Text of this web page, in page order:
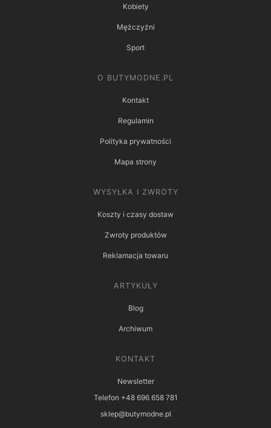
Kobiety
Mężczyźni
Sport
O BUTYMODNE.PL
Kontakt
Regulamin
Polityka prywatności
Mapa strony
WYSYŁKA I ZWROTY
Koszty i czasy dostaw
Zwroty produktów
Reklamacja towaru
ARTYKUŁY
Blog
Archiwum
KONTAKT
Newsletter
Telefon +48 696 658 781
sklep@butymodne.pl